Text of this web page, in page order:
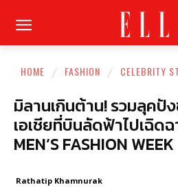
HOME FASHION CELEBRITY
มิลานเกินต้าน! รวมลุคปั
เอเชียที่บินลัดฟ้าไปเฉิด
MEN’S FASHION WEEK
Rathatip Khamnurak